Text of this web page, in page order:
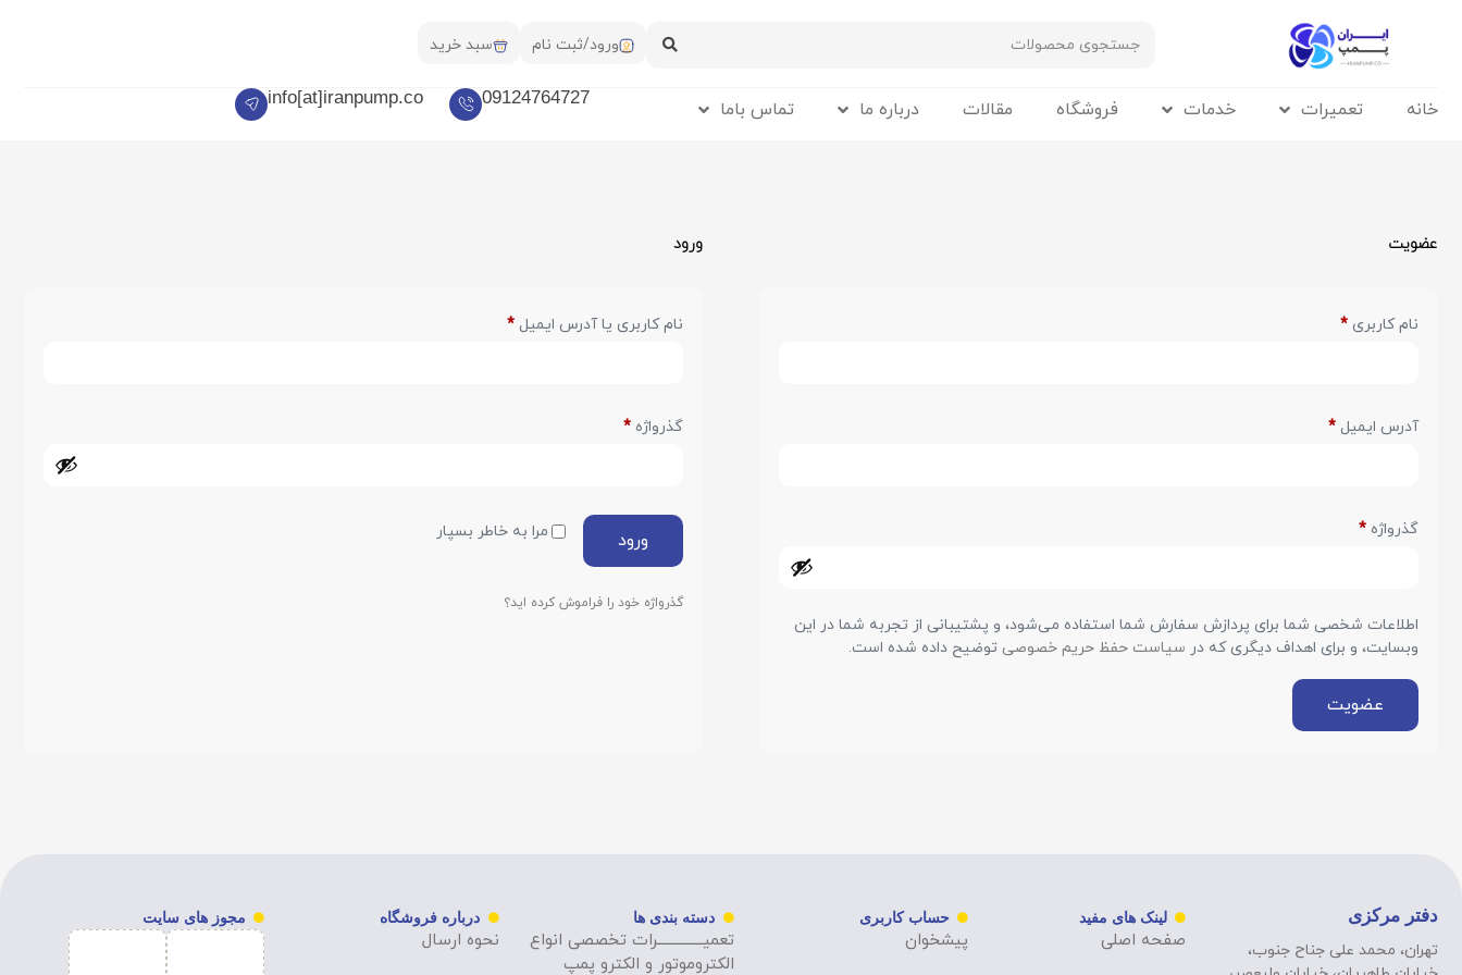
ورود/ثبت نام سبد خرید
خانه تعمیرات خدمات فروشگاه مقالات درباره ما تماس باما
09124764727
info[at]iranpump.co
ورود
نام کاربری یا آدرس ایمیل *
گذرواژه *
مرا به خاطر بسپار ورود
گذرواژه خود را فراموش کرده اید؟
عضویت
نام کاربری *
آدرس ایمیل *
گذرواژه *
اطلاعات شخصی شما برای پردازش سفارش شما استفاده می‌شود، و پشتیبانی از تجربه شما در این
وبسایت، و برای اهداف دیگری که در سیاست حفظ حریم خصوصی توضیح داده شده است.
عضویت
دفتر مرکزی
تهران، محمد علی جناح جنوب،
لینک های مفید
صفحه اصلی
حساب کاربری
پیشخوان
دسته بندی ها
تعمیــــــــــــــرات تخصصی انواع
الکتروموتور و الکترو پمپ
درباره فروشگاه
نحوه ارسال
مجوز های سایت